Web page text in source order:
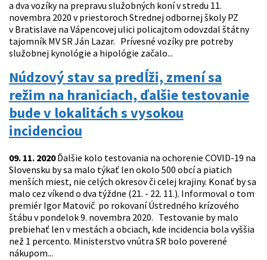
a dva vozíky na prepravu služobných koní v stredu 11.
novembra 2020 v priestoroch Strednej odbornej školy PZ
v Bratislave na Vápencovej ulici policajtom odovzdal štátny
tajomník MV SR Ján Lazar. Prívesné vozíky pre potreby
služobnej kynológie a hipológie začalo...
Núdzový stav sa predĺži, zmení sa
režim na hraniciach, ďalšie testovanie
bude v lokalitách s vysokou
incidenciou
09. 11. 2020Ďalšie kolo testovania na ochorenie COVID-19 na
Slovensku by sa malo týkať len okolo 500 obcí a piatich
menších miest, nie celých okresov či celej krajiny. Konať by sa
malo cez víkend o dva týždne (21. - 22. 11.). Informoval o tom
premiér Igor Matovič po rokovaní Ústredného krízového
štábu v pondelok 9. novembra 2020. Testovanie by malo
prebiehať len v mestách a obciach, kde incidencia bola vyššia
než 1 percento. Ministerstvo vnútra SR bolo poverené
nákupom...